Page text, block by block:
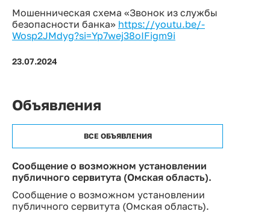
Мошенническая схема «Звонок из службы
безопасности банка» https://youtu.be/-
Wosp2JMdyg?si=Yp7wej38oIFigm9i
23.07.2024
Объявления
ВСЕ ОБЪЯВЛЕНИЯ
Сообщение о возможном установлении
публичного сервитута (Омская область).
Сообщение о возможном установлении
публичного сервитута (Омская область).